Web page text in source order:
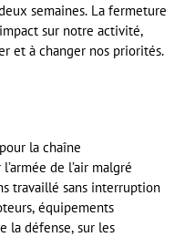
semaines. La fermeture
sur notre activité,
et à changer nos priorités.
la chaîne
de l’air malgré
travaillé sans interruption
équipements
la défense, sur les